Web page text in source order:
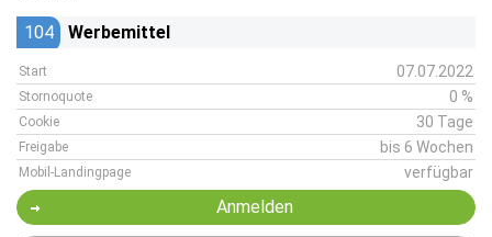
104 Werbemittel
Start 07.07.2022
Stornoquote 0 %
Cookie 30 Tage
Freigabe bis 6 Wochen
Mobil-Landingpage verfügbar
Anmelden